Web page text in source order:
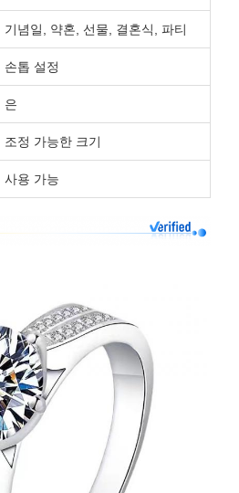
기념일, 약혼, 선물, 결혼식, 파티
손톱 설정
은
조정 가능한 크기
사용 가능